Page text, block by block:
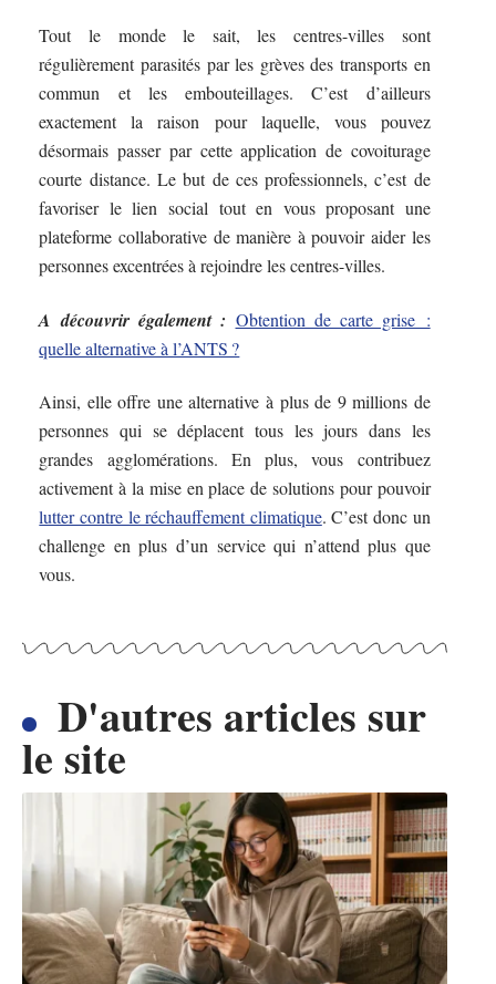
Tout le monde le sait, les centres-villes sont
régulièrement parasités par les grèves des transports en
commun et les embouteillages. C’est d’ailleurs
exactement la raison pour laquelle, vous pouvez
désormais passer par cette application de covoiturage
courte distance. Le but de ces professionnels, c’est de
favoriser le lien social tout en vous proposant une
plateforme collaborative de manière à pouvoir aider les
personnes excentrées à rejoindre les centres-villes.
A découvrir également : Obtention de carte grise :
quelle alternative à l’ANTS ?
Ainsi, elle offre une alternative à plus de 9 millions de
personnes qui se déplacent tous les jours dans les
grandes agglomérations. En plus, vous contribuez
activement à la mise en place de solutions pour pouvoir
lutter contre le réchauffement climatique. C’est donc un
challenge en plus d’un service qui n’attend plus que
vous.
D'autres articles sur
le site